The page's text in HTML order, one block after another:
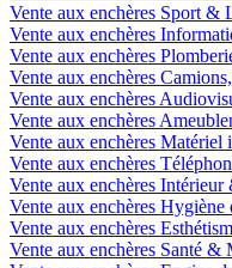
Vente aux enchères Sport &
Vente aux enchères
Vente aux enchères
Vente aux enchères
Vente aux enchères
Vente aux enchères
Vente aux enchères Matériel
Vente aux enchères
Vente aux enchères Intérieur
Vente aux enchères Hygiène
Vente aux enchères
Vente aux enchères Santé &